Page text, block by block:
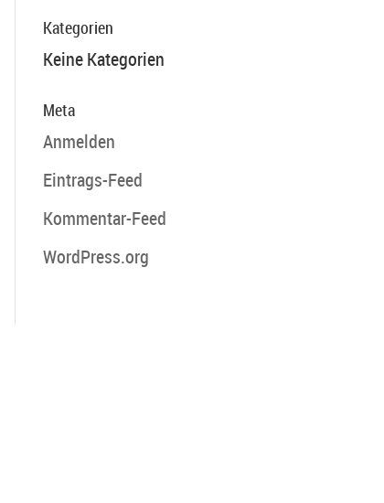
Kategorien
Keine Kategorien
Meta
Anmelden
Eintrags-Feed
Kommentar-Feed
WordPress.org